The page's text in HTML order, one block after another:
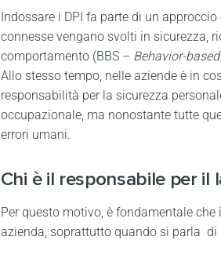
Indossare i DPI fa parte di un
connesse vengano svolti in sicurezza,
comportamento (BBS – Behavior-
Allo stesso tempo, nelle aziende è in
responsabilità per la sicurezza
occupazionale, ma nonostante tutte
errori umani.
Chi è il responsabile per il
Per questo motivo, è fondamentale
azienda, soprattutto quando si parla di